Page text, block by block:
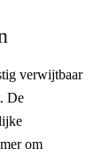
verwijtbaar
De
om